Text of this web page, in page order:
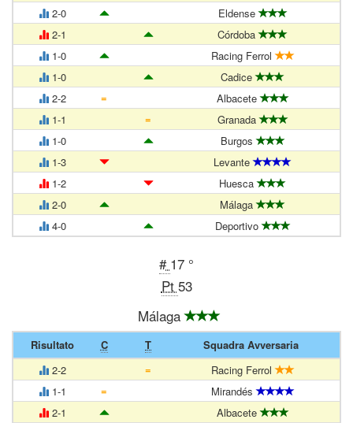
2-0
Eldense
2-1
Córdoba
1-0
Racing Ferrol
1-0
Cadice
2-2
=
Albacete
1-1
=
Granada
1-0
Burgos
1-3
Levante
1-2
Huesca
2-0
Málaga
4-0
Deportivo
# 17 °
Pt 53
Málaga
Risultato C T
Squadra Avversaria
2-2
=
Racing Ferrol
1-1
=
Mirandés
2-1
Albacete